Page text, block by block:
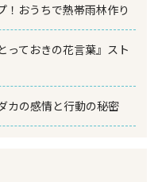
！おうちで熱帯雨林作り
っておきの花言葉』スト
カの感情と行動の秘密